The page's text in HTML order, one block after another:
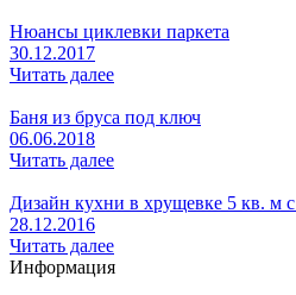
Нюансы циклевки паркета
30.12.2017
Читать далее
Баня из бруса под ключ
06.06.2018
Читать далее
Дизайн кухни в хрущевке 5 кв. м
28.12.2016
Читать далее
Информация